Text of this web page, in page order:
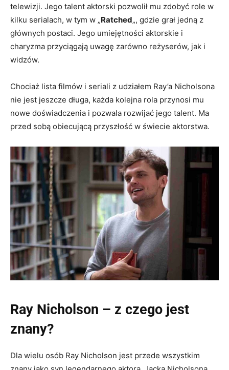
telewizji. Jego talent aktorski pozwolił mu zdobyć role w
kilku serialach, w tym w „Ratched„, gdzie grał jedną z
głównych postaci. Jego umiejętności aktorskie i
charyzma przyciągają uwagę zarówno reżyserów, jak i
widzów.
Chociaż lista filmów i seriali z udziałem Ray’a Nicholsona
nie jest jeszcze długa, każda kolejna rola przynosi mu
nowe doświadczenia i pozwala rozwijać jego talent. Ma
przed sobą obiecującą przyszłość w świecie aktorstwa.
Ray Nicholson – z czego jest
znany?
Dla wielu osób Ray Nicholson jest przede wszystkim